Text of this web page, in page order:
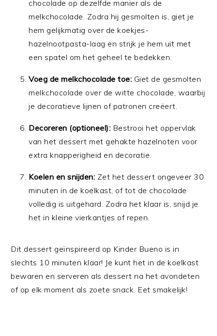
chocolade op dezelfde manier als de
melkchocolade. Zodra hij gesmolten is, giet je
hem gelijkmatig over de koekjes-
hazelnootpasta-laag en strijk je hem uit met
een spatel om het geheel te bedekken.
Voeg de melkchocolade toe: Giet de gesmolten
melkchocolade over de witte chocolade, waarbij
je decoratieve lijnen of patronen creëert.
Decoreren (optioneel): Bestrooi het oppervlak
van het dessert met gehakte hazelnoten voor
extra knapperigheid en decoratie.
Koelen en snijden: Zet het dessert ongeveer 30
minuten in de koelkast, of tot de chocolade
volledig is uitgehard. Zodra het klaar is, snijd je
het in kleine vierkantjes of repen.
Dit dessert geïnspireerd op Kinder Bueno is in
slechts 10 minuten klaar! Je kunt het in de koelkast
bewaren en serveren als dessert na het avondeten
of op elk moment als zoete snack. Eet smakelijk!